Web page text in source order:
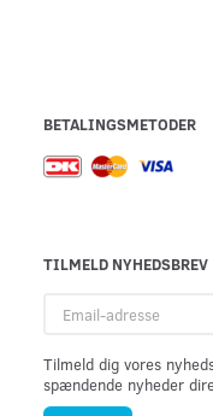
BETALINGSMETODER
TILMELD NYHEDSBREV
adresse
Tilmeld dig vores
spændende nyheder